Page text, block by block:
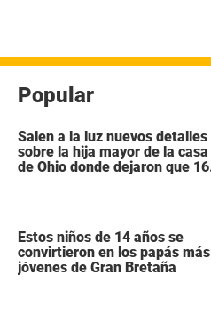
Popular
Salen a la luz nuevos detalles
sobre la hija mayor de la casa
de Ohio donde dejaron que 16
Estos niños de 14 años se
convirtieron en los papás más
jóvenes de Gran Bretaña